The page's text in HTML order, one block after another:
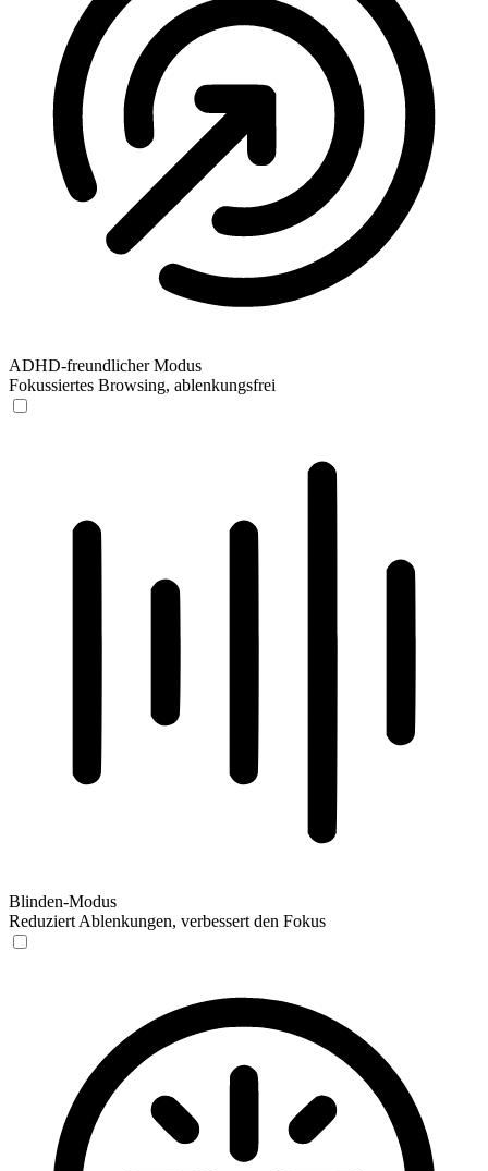
ADHD-freundlicher Modus
Fokussiertes Browsing, ablenkungsfrei
Blinden-Modus
Reduziert Ablenkungen, verbessert den Fokus